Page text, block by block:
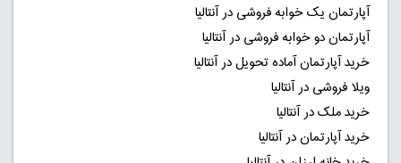
آپارتمان یک خوابه فروشی در آنتالیا
آپارتمان دو خوابه فروشی در آنتالیا
خرید آپارتمان آماده تحویل در آنتالیا
ویلا فروشی در آنتالیا
خرید ملک در آنتالیا
خرید آپارتمان در آنتالیا